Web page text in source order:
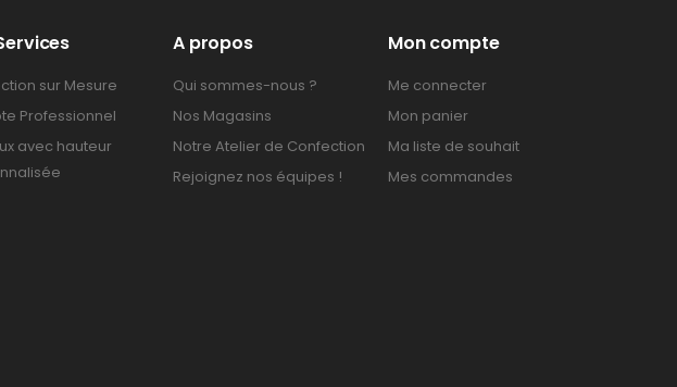
sur Mesure
Professionnel
avec hauteur
A propos
Qui sommes-nous ?
Nos Magasins
Notre Atelier de Confection
Rejoignez nos équipes !
Mon compte
Me connecter
Mon panier
Ma liste de souhait
Mes commandes